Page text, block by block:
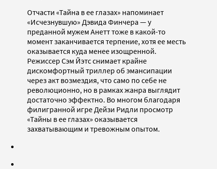
Отчасти «Тайна в ее глазах» напоминает
«Исчезнувшую» Дэвида Финчера — у
преданной мужем Анетт тоже в какой-то
момент заканчивается терпение, хотя ее месть
оказывается куда менее изощренной.
Режиссер Сэм Йэтс снимает крайне
дискомфортный триллер об эмансипации
через акт возмездия, что само по себе не
революционно, но в рамках жанра выглядит
достаточно эффектно. Во многом благодаря
филигранной игре Дейзи Ридли просмотр
«Тайны в ее глазах» оказывается
захватывающим и тревожным опытом.